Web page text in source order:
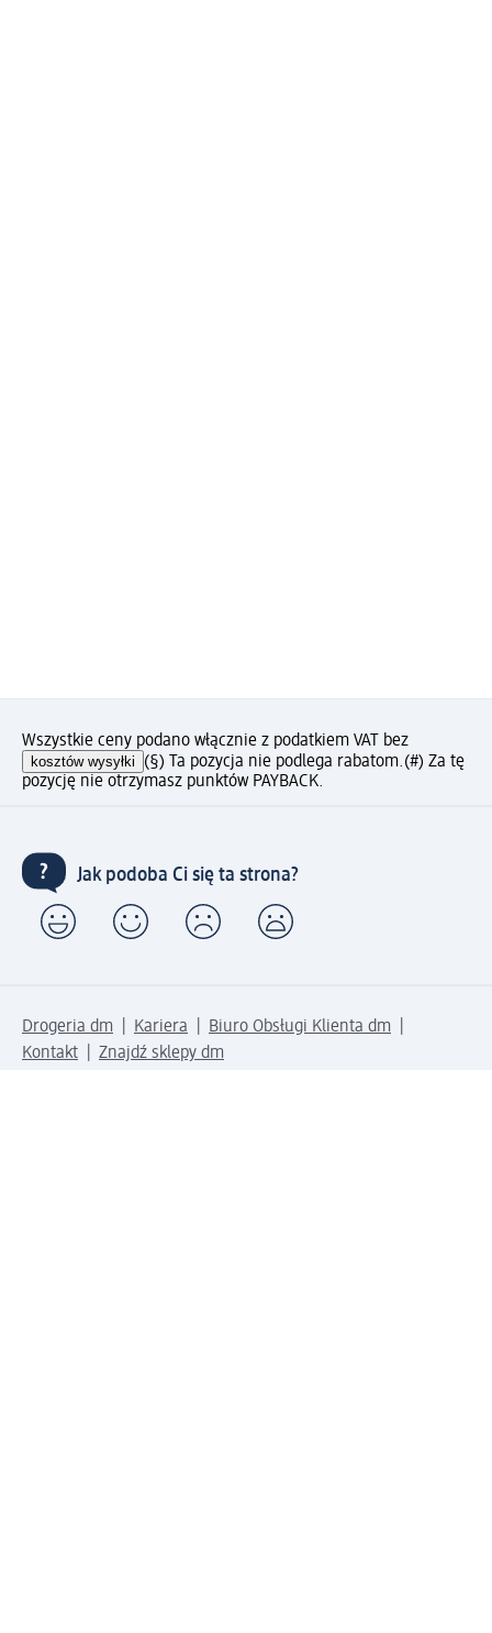
Wszystkie ceny podano włącznie z podatkiem VAT bez
kosztów wysyłki (§) Ta pozycja nie podlega rabatom.(#) Za tę
pozycję nie otrzymasz punktów PAYBACK.
Jak podoba Ci się ta strona?
Drogeria dm Kariera
Biuro Obsługi Klienta dm
Kontakt
Znajdź sklepy dm